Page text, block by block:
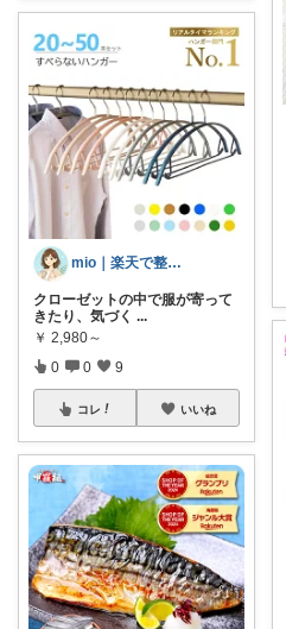
mio｜楽天で整う暮らし
クローゼットの中で服が寄って
きたり、気づく ...
￥ 2,980～
0 0 9
コレ いいね